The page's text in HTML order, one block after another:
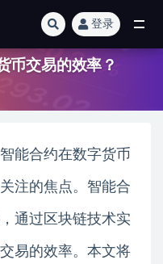
登录
币交易的效率？
能合约在数字货币
注的焦点。智能合
通过区块链技术实
易的效率。本文将